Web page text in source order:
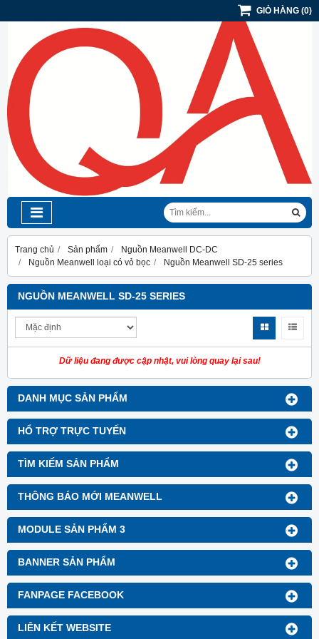
GIỎ HÀNG (0)
Trang chủ Sản phẩm
Nguồn Meanwell DC-DC
Nguồn Meanwell loại có vỏ bọc
Nguồn Meanwell SD-25 series
DANH MỤC SẢN PHẨM
HỔ TRỢ TRỰC TUYẾN
TÌM KIẾM SẢN PHẨM
THÔNG BÁO MỚI MEANWELL
MODULE SẢN PHẨM 3
BANNER SẢN PHẨM
FANPAGE FACEBOOK
LIÊN KẾT WEBSITE
NGUỒN MEANWELL SD-25 SERIES
Dữ liệu đang được cập nhật, vui lòng quay lại sau!